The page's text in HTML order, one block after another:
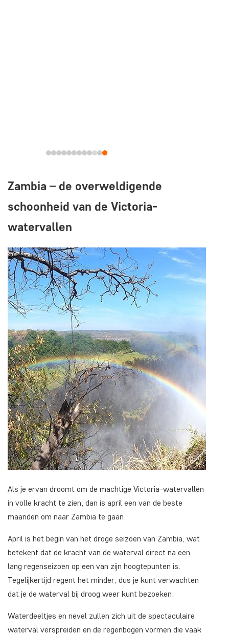
Zambia – de overweldigende
schoonheid van de Victoria-
watervallen
Als je ervan droomt om de machtige Victoria-watervallen
in volle kracht te zien, dan is april een van de beste
maanden om naar Zambia te gaan.
April is het begin van het droge seizoen van Zambia, wat
betekent dat de kracht van de waterval direct na een
lang regenseizoen op een van zijn hoogtepunten is.
Tegelijkertijd regent het minder, dus je kunt verwachten
dat je de waterval bij droog weer kunt bezoeken.
Waterdeeltjes en nevel zullen zich uit de spectaculaire
waterval verspreiden en de regenbogen vormen die vaak